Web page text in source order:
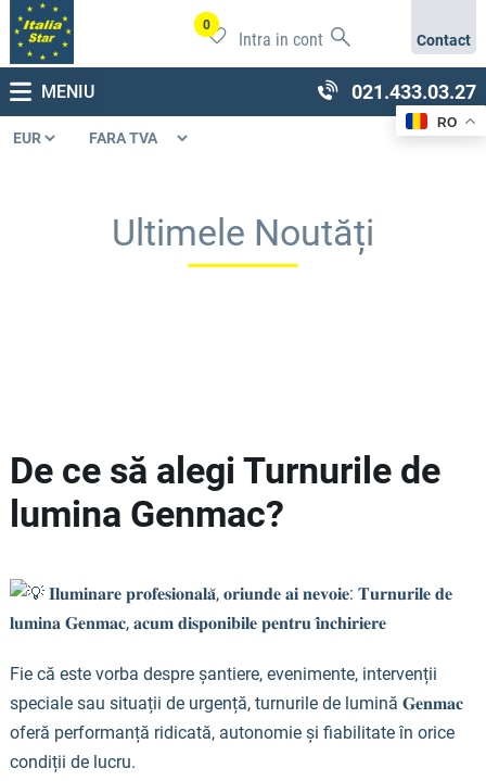
0
Intra in cont Contact
MENIU 021.433.03.27
Ultimele Noutăți
De ce să alegi Turnurile de
lumina Genmac?
𝐈𝐥𝐮𝐦𝐢𝐧𝐚𝐫𝐞 𝐩𝐫𝐨𝐟𝐞𝐬𝐢𝐨𝐧𝐚𝐥𝐚̆, 𝐨𝐫𝐢𝐮𝐧𝐝𝐞 𝐚𝐢 𝐧𝐞𝐯𝐨𝐢𝐞: 𝐓𝐮𝐫𝐧𝐮𝐫𝐢𝐥𝐞 𝐝𝐞
𝐥𝐮𝐦𝐢𝐧𝐚 𝐆𝐞𝐧𝐦𝐚𝐜, 𝐚𝐜𝐮𝐦 𝐝𝐢𝐬𝐩𝐨𝐧𝐢𝐛𝐢𝐥𝐞 𝐩𝐞𝐧𝐭𝐫𝐮 𝐢̂𝐧𝐜𝐡𝐢𝐫𝐢𝐞𝐫𝐞
Fie că este vorba despre șantiere, evenimente, intervenții
speciale sau situații de urgență, turnurile de lumină 𝐆𝐞𝐧𝐦𝐚𝐜
oferă performanță ridicată, autonomie și fiabilitate în orice
condiții de lucru.
RO